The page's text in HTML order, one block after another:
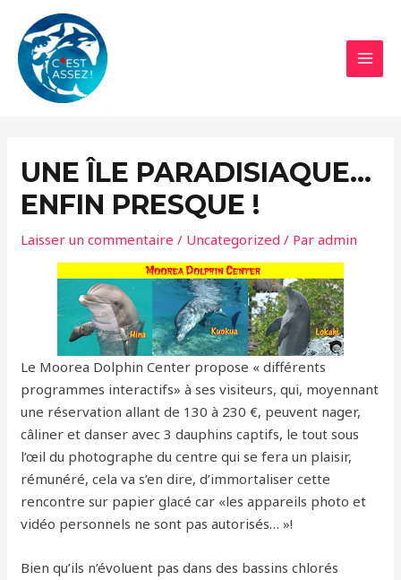
contenu
UNE ÎLE PARADISIAQUE…
ENFIN PRESQUE !
Laisser un commentaire / Uncategorized / Paradmin
Le Moorea Dolphin Center propose « différents
programmes interactifs» à ses visiteurs, qui, moyennant
une réservation allant de 130 à 230 €, peuvent nager,
câliner et danser avec 3 dauphins captifs, le tout sous
l’œil du photographe du centre qui se fera un plaisir,
rémunéré, cela va s’en dire, d’immortaliser cette
rencontre sur papier glacé car «les appareils photo et
vidéo personnels ne sont pas autorisés… »!
Bien qu’ils n’évoluent pas dans des bassins chlorés